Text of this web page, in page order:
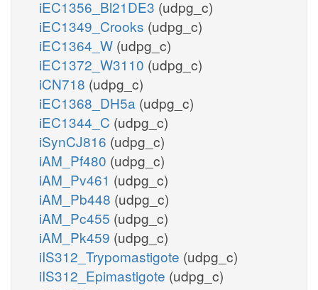
iEC1356_Bl21DE3 (udpg_c)
iEC1349_Crooks (udpg_c)
iEC1364_W (udpg_c)
iEC1372_W3110 (udpg_c)
iCN718 (udpg_c)
iEC1368_DH5a (udpg_c)
iEC1344_C (udpg_c)
iSynCJ816 (udpg_c)
iAM_Pf480 (udpg_c)
iAM_Pv461 (udpg_c)
iAM_Pb448 (udpg_c)
iAM_Pc455 (udpg_c)
iAM_Pk459 (udpg_c)
iIS312_Trypomastigote (udpg_c)
iIS312_Epimastigote (udpg_c)